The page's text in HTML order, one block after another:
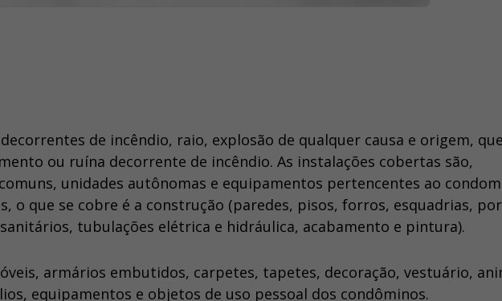
de incêndio, raio, explosão de qualquer causa e origem,
ou ruína decorrente de incêndio. As instalações cobertas são,
unidades autônomas e equipamentos pertencentes ao
o que se cobre é a construção (paredes, pisos, forros, esquadrias,
tubulações elétrica e hidráulica, acabamento e pintura).
armários embutidos, carpetes, tapetes, decoração, vestuário,
equipamentos e objetos de uso pessoal dos condôminos.